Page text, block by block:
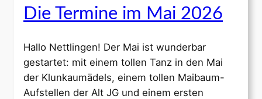
Die Termine im Mai 2026
Hallo Nettlingen! Der Mai ist wunderbar
gestartet: mit einem tollen Tanz in den Mai
der Klunkaumädels, einem tollen Maibaum-
Aufstellen der Alt JG und einem ersten